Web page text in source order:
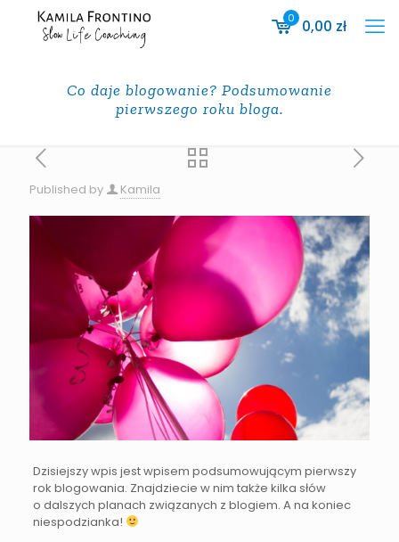
0 0,00 zł
Co daje blogowanie? Podsumowanie
pierwszego roku bloga.
Published by Kamila
Dzisiejszy wpis jest wpisem podsumowującym pierwszy
rok blogowania. Znajdziecie w nim także kilka słów
o dalszych planach związanych z blogiem. A na koniec
niespodzianka!